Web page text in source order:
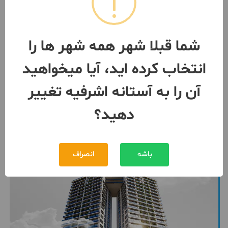
2 اتاق / طبقه 1 / ساخت 1401
مبلغ
1,520,000,000 تومان
بیش از 12 ماه پیش 093343***66
شما قبلا شهر همه شهر ها را
انتخاب کرده اید، آیا میخواهید
آن را به آستانه اشرفیه تغییر
دهید؟
باشه انصراف